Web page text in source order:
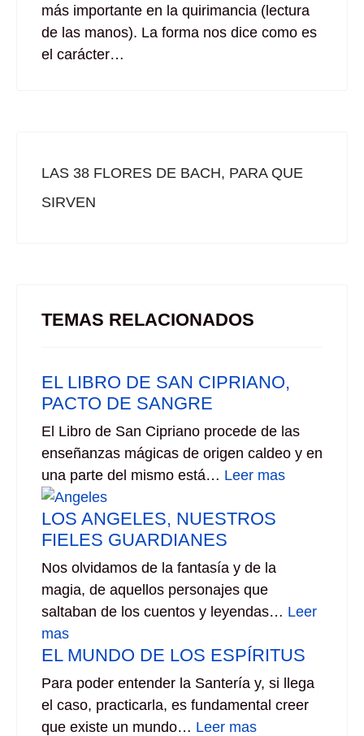
más importante en la quirimancia (lectura
de las manos). La forma nos dice como es
el carácter…
LAS 38 FLORES DE BACH, PARA QUE
SIRVEN
TEMAS RELACIONADOS
EL LIBRO DE SAN CIPRIANO,
PACTO DE SANGRE
El Libro de San Cipriano procede de las
enseñanzas mágicas de origen caldeo y en
una parte del mismo está… Leer mas
LOS ANGELES, NUESTROS
FIELES GUARDIANES
Nos olvidamos de la fantasía y de la
magia, de aquellos personajes que
saltaban de los cuentos y leyendas… Leer
mas
EL MUNDO DE LOS ESPÍRITUS
Para poder entender la Santería y, si llega
el caso, practicarla, es fundamental creer
que existe un mundo… Leer mas